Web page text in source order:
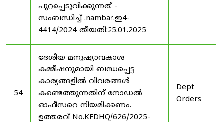
പുറപ്പെടുവിക്കുന്നത് -
സംബന്ധിച്ച് .nambar.ഇ4-
4414/2024 തീയതി:25.01.2025
54
ദേശീയ മനുഷ്യാവകാശ
കമ്മീഷനുമായി ബന്ധപ്പെട്ട
കാര്യങ്ങളിൽ വിവരങ്ങൾ
കണ്ടെത്തുന്നതിന് നോഡൽ
ഓഫീസറെ നിയമിക്കണം.
ഉത്തരവ് No.KFDHQ/626/2025-
Dept
Orders